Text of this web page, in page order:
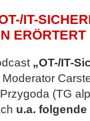
IT-
ERÖRTERT
„OT-/IT-
(TG
u.a. folgende